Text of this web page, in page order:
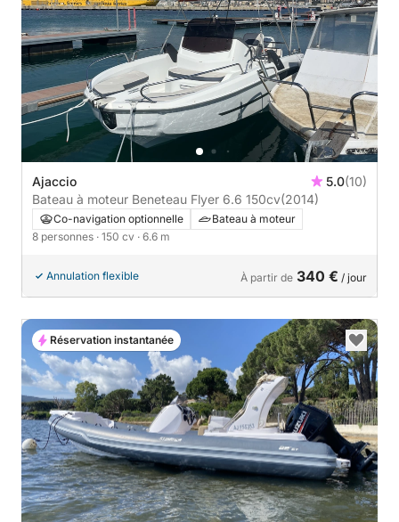
Ajaccio 5.0(10)
Bateau à moteur Beneteau Flyer 6.6 150cv(2014)
Co-navigation optionnelle
Bateau à moteur
8 personnes · 150 cv · 6.6 m
Annulation flexible À partir de 340 € / jour
Réservation instantanée